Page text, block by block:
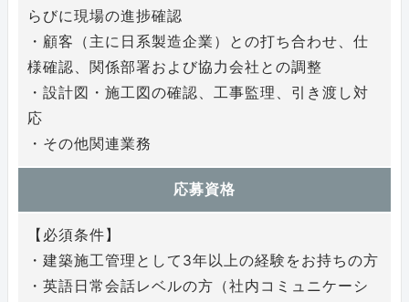
らびに現場の進捗確認
・顧客（主に日系製造企業）との打ち合わせ、仕
様確認、関係部署および協力会社との調整
・設計図・施工図の確認、工事監理、引き渡し対
応
・その他関連業務
応募資格
【必須条件】
・建築施工管理として3年以上の経験をお持ちの方
・英語日常会話レベルの方（社内コミュニケーシ